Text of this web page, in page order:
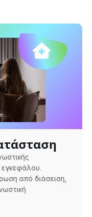
από διάσειση,